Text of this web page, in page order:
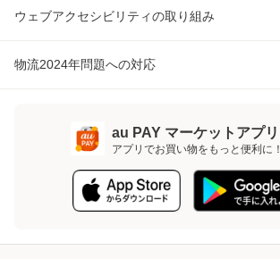
ウェブアクセシビリティの取り組み
物流2024年問題への対応
au PAY マーケットアプリ
アプリでお買い物をもっと便利に！